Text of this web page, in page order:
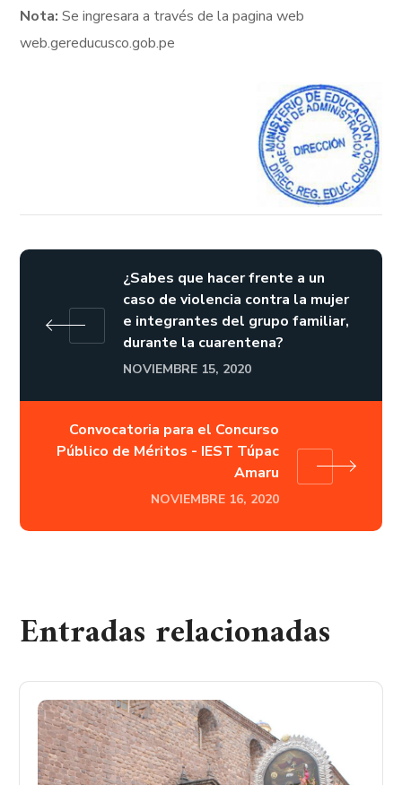
Nota:Se ingresara a través de la pagina web
web.gereducusco.gob.pe
¿Sabes que hacer frente a un
caso de violencia contra la mujer
e integrantes del grupo familiar,
durante la cuarentena?
NOVIEMBRE 15, 2020
Convocatoria para el Concurso
Público de Méritos - IEST Túpac
Amaru
NOVIEMBRE 16, 2020
Entradas relacionadas